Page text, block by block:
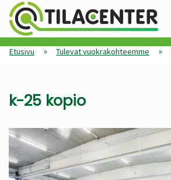
Etusivu » Tulevat vuokrakohteemme »
k-25 kopio